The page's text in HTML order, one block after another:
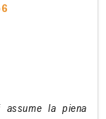
la piena